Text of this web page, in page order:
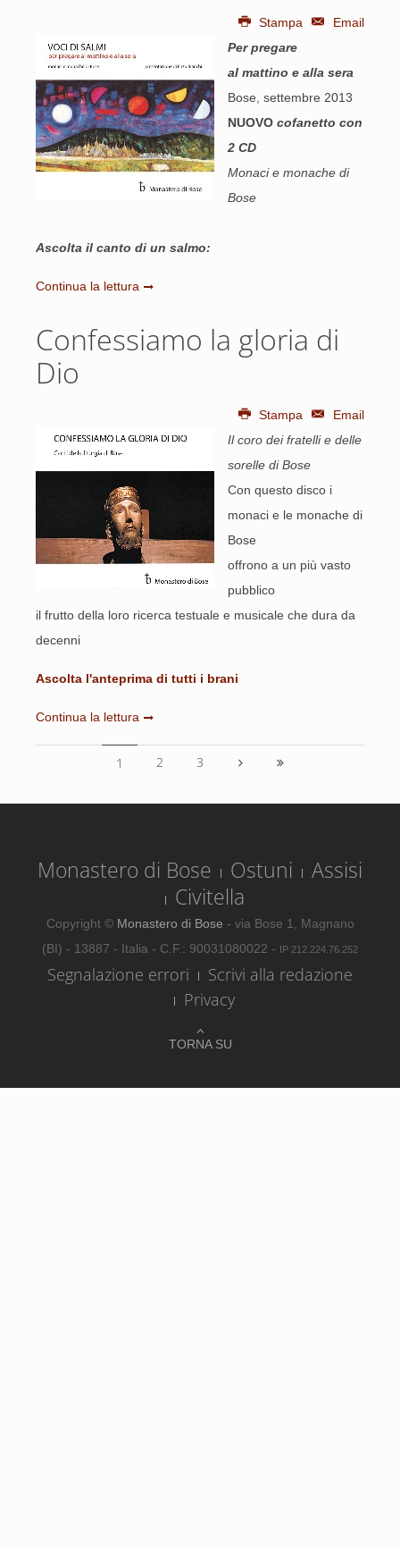
Stampa
Email
Per pregare
al mattino e alla sera
Bose, settembre 2013
NUOVO cofanetto con
2 CD
Monaci e monache di
Bose
Ascolta il canto di un salmo:
Continua la lettura
Confessiamo la gloria di
Dio
Stampa
Email
Il coro dei fratelli e delle
sorelle di Bose
Con questo disco i
monaci e le monache di
Bose
offrono a un più vasto
pubblico
il frutto della loro ricerca testuale e musicale che dura da
decenni
Ascolta l'anteprima di tutti i brani
Continua la lettura
1 2 3
TORNA SU
Monastero di Bose Ostuni
Assisi
Civitella
Copyright © Monastero di Bose - via Bose 1, Magnano
(BI) - 13887 - Italia - C.F.: 90031080022 - IP 212.224.76.252
Segnalazione errori
Scrivi alla redazione
Privacy